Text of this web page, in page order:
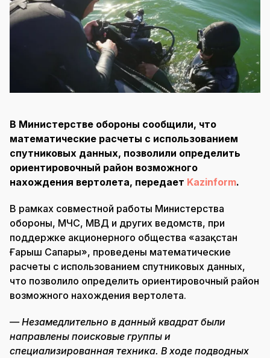
В Министерстве обороны сообщили, что
математические расчеты с использованием
спутниковых данных, позволили определить
ориентировочный район возможного
нахождения вертолета, передает Kazinform.
В рамках совместной работы Министерства
обороны, МЧС, МВД и других ведомств, при
поддержке акционерного общества «Қазақстан
Ғарыш Сапары», проведены математические
расчеты с использованием спутниковых данных,
что позволило определить ориентировочный район
возможного нахождения вертолета.
— Незамедлительно в данный квадрат были
направлены поисковые группы и
специализированная техника. В ходе подводных